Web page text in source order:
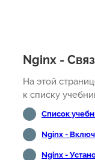
Nginx -
На этой
к списку
Список
Nginx -
Nginx -